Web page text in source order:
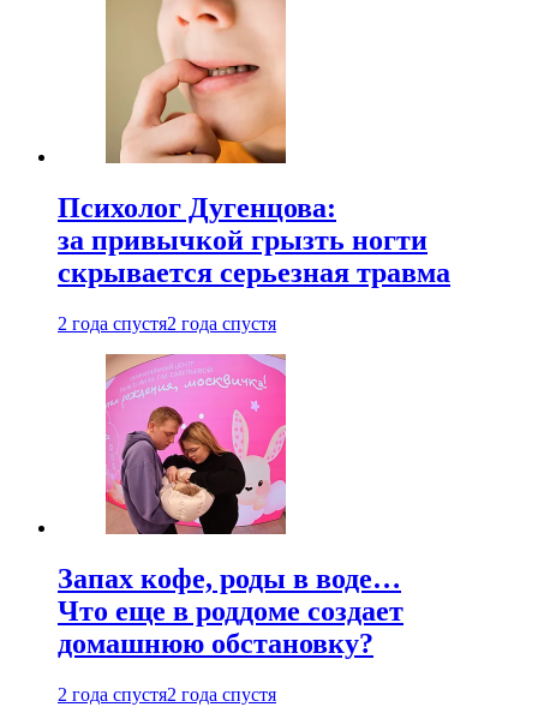
Психолог Дугенцова:
за привычкой грызть ногти
скрывается серьезная травма
2 года спустя2 года спустя
Запах кофе, роды в воде…
Что еще в роддоме создает
домашнюю обстановку?
2 года спустя2 года спустя